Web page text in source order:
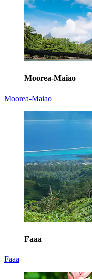
Moorea-Maiao
Moorea-Maiao
Faaa
Faaa